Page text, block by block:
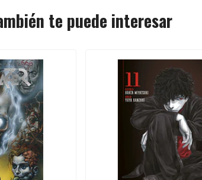
te puede interesar